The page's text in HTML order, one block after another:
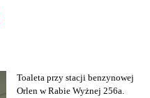
Toaleta przy stacji benzynowej
Orlen w Rabie Wyżnej 256a.